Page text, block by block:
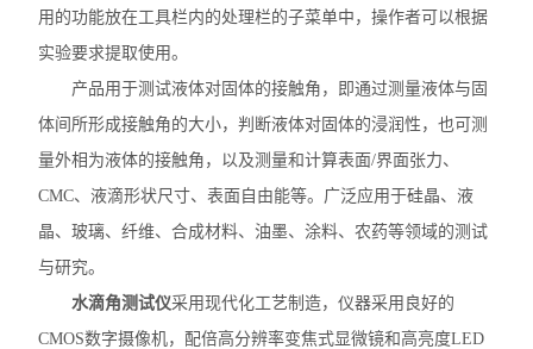
用的功能放在工具栏内的处理栏的子菜单中，操作者可以根据
实验要求提取使用。
产品用于测试液体对固体的接触角，即通过测量液体与固
体间所形成接触角的大小，判断液体对固体的浸润性，也可测
量外相为液体的接触角，以及测量和计算表面/界面张力、
CMC、液滴形状尺寸、表面自由能等。广泛应用于硅晶、液
晶、玻璃、纤维、合成材料、油墨、涂料、农药等领域的测试
与研究。
水滴角测试仪采用现代化工艺制造，仪器采用良好的
CMOS数字摄像机，配倍高分辨率变焦式显微镜和高亮度LED